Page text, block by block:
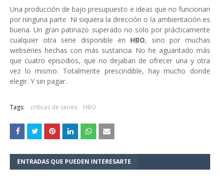
Una producción de bajo presupuesto e ideas que no funcionan
por ninguna parte. Ni siquiera la dirección o la ambientación es
buena. Un gran patinazo superado no solo por prácticamente
cualquier otra serie disponible en HBO, sino por muchas
webseries hechas con más sustancia. No he aguantado más
que cuatro episodios, que no dejaban de ofrecer una y otra
vez lo mismo. Totalmente prescindible, hay mucho donde
elegir. Y sin pagar.
Tags: criticas de series HBO
ENTRADAS QUE PUEDEN INTERESARTE